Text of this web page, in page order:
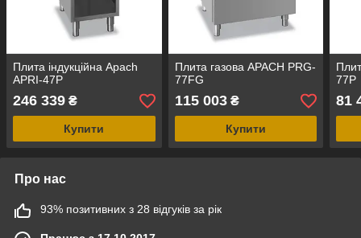
Плита індукційна Apach
APRI-47P
246 339 ₴
Купити
Плита газова APACH PRG-
77FG
115 003₴
Купити
77P
81
Про нас
93% позитивних з 28 відгуків за рік